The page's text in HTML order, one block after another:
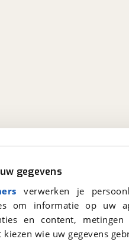
gegevens
verwerken je
om informatie op
en content,
wie uw gegevens
de hand.